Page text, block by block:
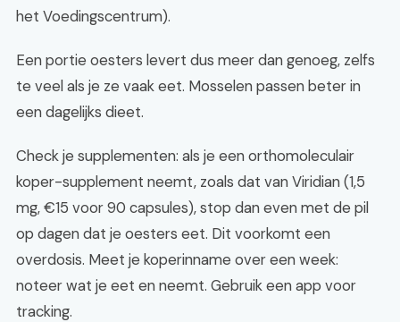
het Voedingscentrum).
Een portie oesters levert dus meer dan genoeg, zelfs
te veel als je ze vaak eet. Mosselen passen beter in
een dagelijks dieet.
Check je supplementen: als je een orthomoleculair
koper-supplement neemt, zoals dat van Viridian (1,5
mg, €15 voor 90 capsules), stop dan even met de pil
op dagen dat je oesters eet. Dit voorkomt een
overdosis. Meet je koperinname over een week:
noteer wat je eet en neemt. Gebruik een app voor
tracking.